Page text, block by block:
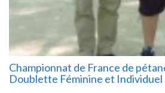
Championnat de France de
Doublette Féminine et Individuel